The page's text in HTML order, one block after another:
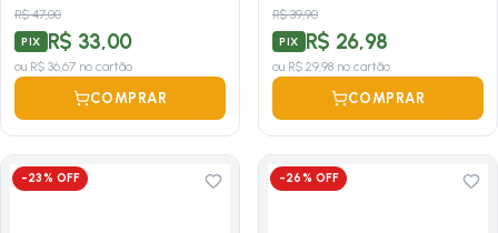
R$ 47,00
PIX R$ 33,00
ou R$ 36,67 no cartão
COMPRAR
R$ 39,90
PIX R$ 26,98
ou R$ 29,98 no cartão
COMPRAR
-23% OFF -26% OFF